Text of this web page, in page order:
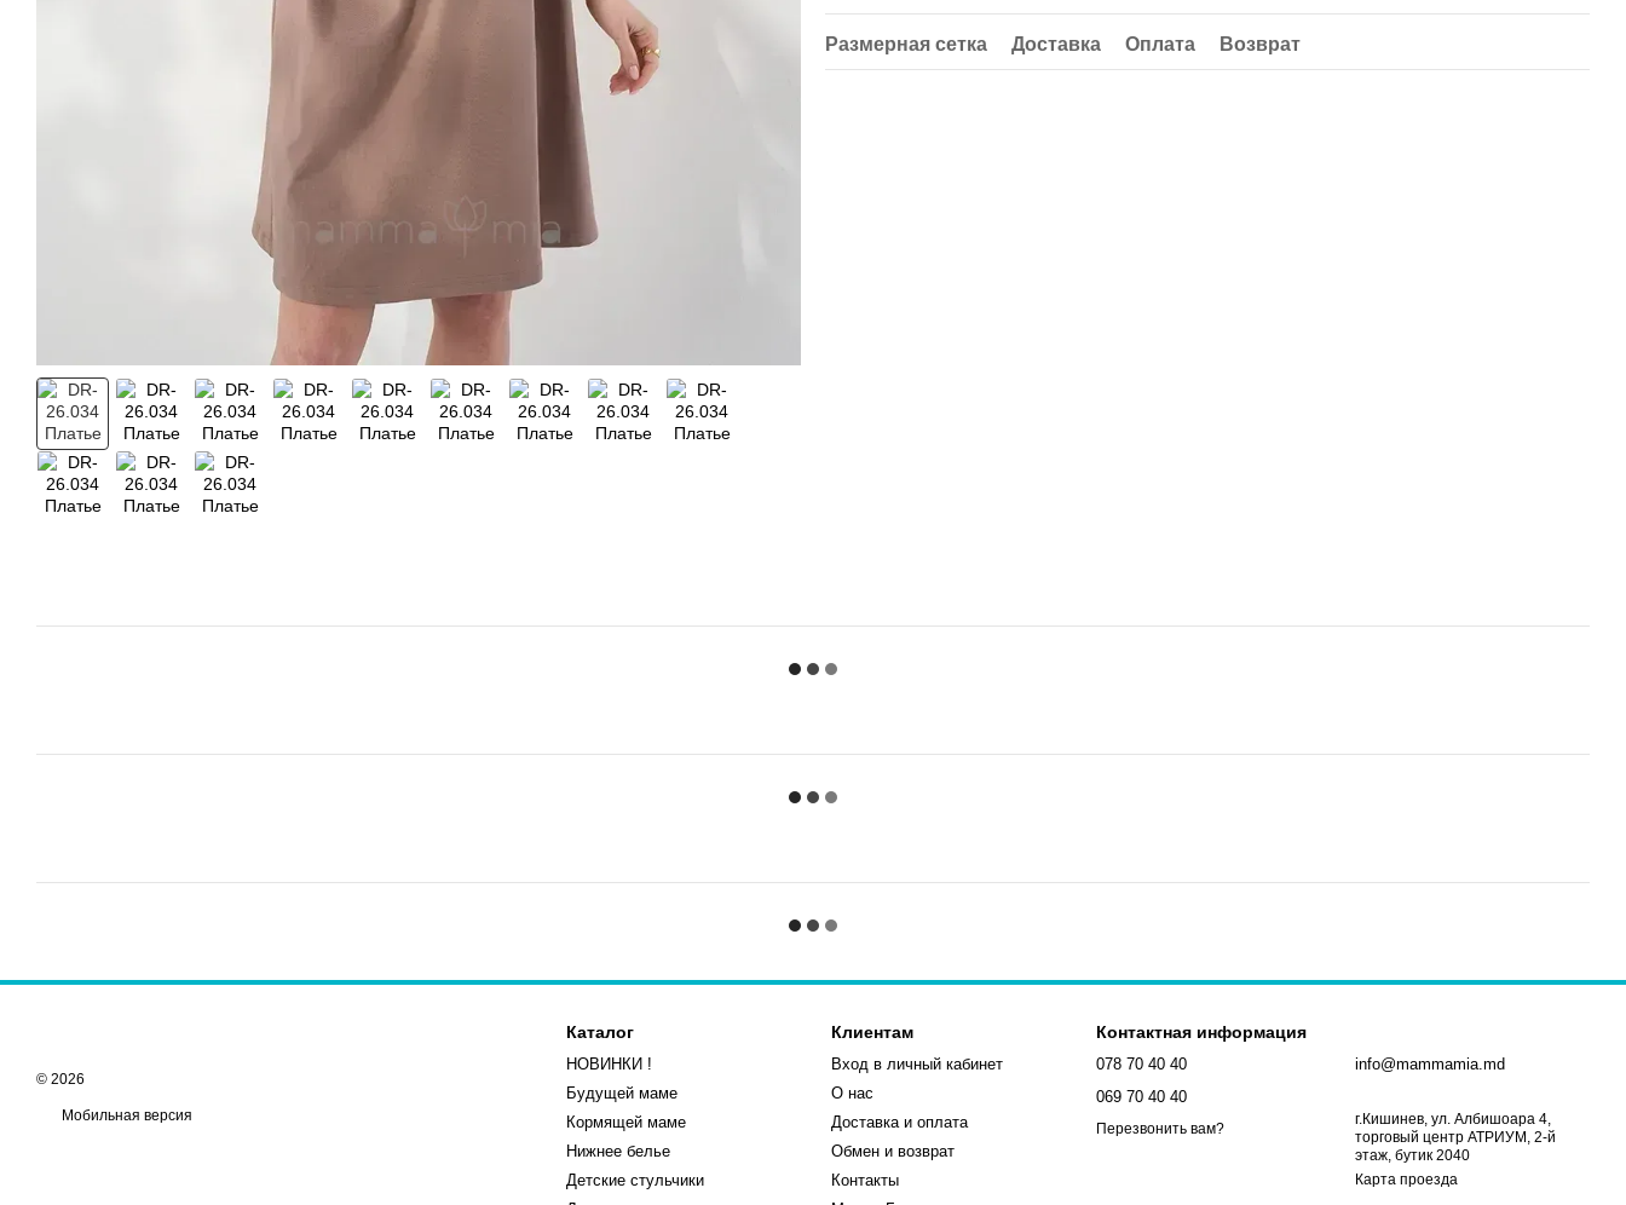
Размерная сетка Доставка Оплата Возврат
© 2026
Мобильная версия
Каталог
НОВИНКИ !
Будущей маме
Кормящей маме
Нижнее белье
Детские стульчики
Клиентам
Вход в личный кабинет
О нас
Доставка и оплата
Обмен и возврат
Контакты
Контактная информация
078 70 40 40
069 70 40 40
Перезвонить вам?
info@mammamia.md
г.Кишинев, ул. Албишоара 4,
торговый центр АТРИУМ, 2-й
этаж, бутик 2040
Карта проезда